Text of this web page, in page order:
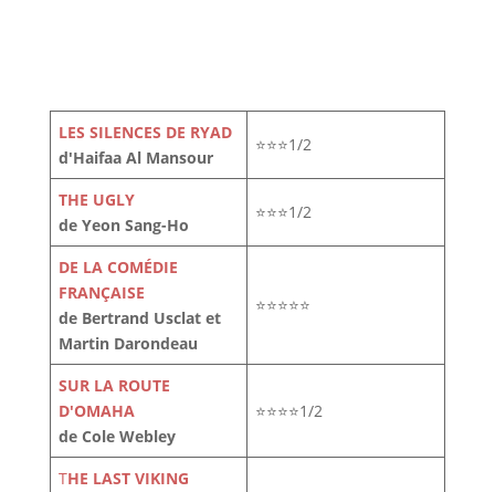
LES SILENCES DE RYAD
d'Haifaa Al Mansour
⭐⭐⭐1/2
THE UGLY
de Yeon Sang-Ho
⭐⭐⭐1/2
DE LA COMÉDIE
FRANÇAISE
de Bertrand Usclat et
Martin Darondeau
⭐⭐⭐⭐⭐
SUR LA ROUTE
D'OMAHA
de Cole Webley
⭐⭐⭐⭐1/2
THE LAST VIKING